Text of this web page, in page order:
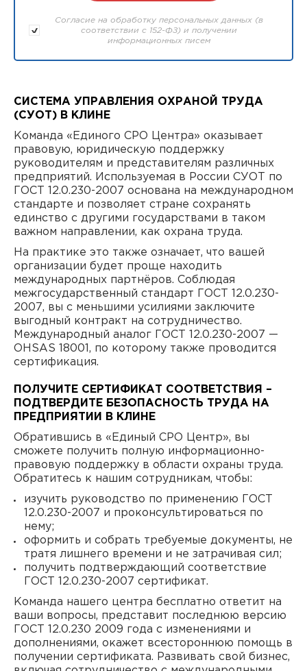
Согласие на обработку персональных данных (в
соответствии с 152-ФЗ) и получении
информационных писем
СИСТЕМА УПРАВЛЕНИЯ ОХРАНОЙ ТРУДА
(СУОТ) В КЛИНЕ
Команда «Единого СРО Центра» оказывает
правовую, юридическую поддержку
руководителям и представителям различных
предприятий. Используемая в России СУОТ по
ГОСТ 12.0.230-2007 основана на международном
стандарте и позволяет стране сохранять
единство с другими государствами в таком
важном направлении, как охрана труда.
На практике это также означает, что вашей
организации будет проще находить
международных партнёров. Соблюдая
межгосударственный стандарт ГОСТ 12.0.230-
2007, вы с меньшими усилиями заключите
выгодный контракт на сотрудничество.
Международный аналог ГОСТ 12.0.230-2007 —
OHSAS 18001, по которому также проводится
сертификация.
ПОЛУЧИТЕ СЕРТИФИКАТ СООТВЕТСТВИЯ –
ПОДТВЕРДИТЕ БЕЗОПАСНОСТЬ ТРУДА НА
ПРЕДПРИЯТИИ В КЛИНЕ
Обратившись в «Единый СРО Центр», вы
сможете получить полную информационно-
правовую поддержку в области охраны труда.
Обратитесь к нашим сотрудникам, чтобы:
изучить руководство по применению ГОСТ
12.0.230-2007 и проконсультироваться по
нему;
оформить и собрать требуемые документы, не
тратя лишнего времени и не затрачивая сил;
получить подтверждающий соответствие
ГОСТ 12.0.230-2007 сертификат.
Команда нашего центра бесплатно ответит на
ваши вопросы, представит последнюю версию
ГОСТ 12.0.230 2009 года с изменениями и
дополнениями, окажет всестороннюю помощь в
получении сертификата. Развивать свой бизнес,